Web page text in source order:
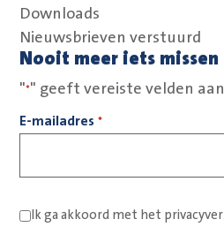
Downloads
Nieuwsbrieven verstuurd
Nooit meer iets missen
"*" geeft vereiste velden aan
E-mailadres *
Ik ga akkoord met het